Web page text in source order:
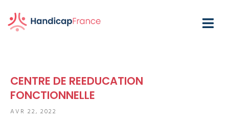
CENTRE DE REEDUCATION
FONCTIONNELLE
AVR 22, 2022